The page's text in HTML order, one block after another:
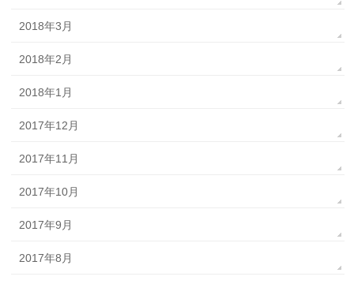
2018年3月
2018年2月
2018年1月
2017年12月
2017年11月
2017年10月
2017年9月
2017年8月